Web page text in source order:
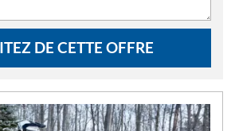
DE CETTE OFFRE